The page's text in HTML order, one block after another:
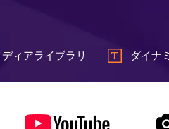
ィアライブラリ ダイナ